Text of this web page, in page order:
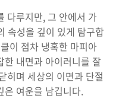
다루지만, 그 안에서 가
속성을 깊이 있게 탐구합
이 점차 냉혹한 마피아
내면과 아이러니를 잘
히며 세상의 이면과 단절
은 여운을 남깁니다.